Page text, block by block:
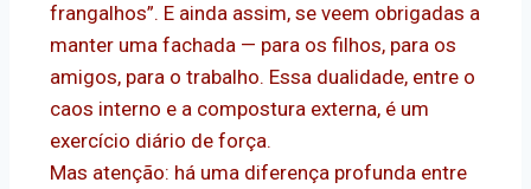
frangalhos”. E ainda assim, se veem obrigadas a
manter uma fachada — para os filhos, para os
amigos, para o trabalho. Essa dualidade, entre o
caos interno e a compostura externa, é um
exercício diário de força.
Mas atenção: há uma diferença profunda entre